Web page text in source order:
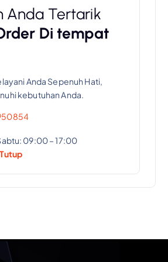
Anda Tertarik
Di tempat
Anda Sepenuh Hati,
kebutuhan Anda.
09:00 – 17:00
Tutup